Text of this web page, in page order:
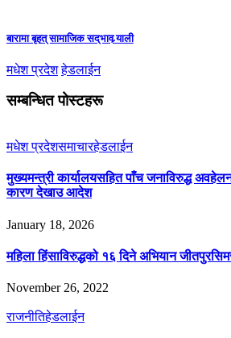
बारामा बृहत् सामाजिक सद्‌भाव र्‍याली
मधेश प्रदेश हेडलाईन
सम्बन्धित पोस्टहरू
मधेश प्रदेशसमाचारहेडलाईन
मुख्यमन्त्री कार्यालयसहित पाँच जनाविरुद्ध
कारण देखाउ आदेश
January 18, 2026
महिला हिंसाविरुद्धको १६ दिने अभियान
November 26, 2022
राजनीतिहेडलाईन